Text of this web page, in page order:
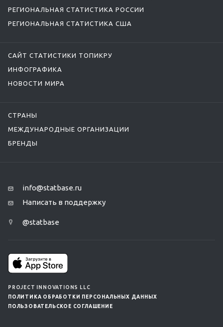
РЕГИОНАЛЬНАЯ СТАТИСТИКА РОССИИ
РЕГИОНАЛЬНАЯ СТАТИСТИКА США
САЙТ СТАТИСТИКИ ТОПИКРУ
ИНФОГРАФИКА
НОВОСТИ МИРА
СТРАНЫ
МЕЖДУНАРОДНЫЕ ОРГАНИЗАЦИИ
БРЕНДЫ
info@statbase.ru
Написать в поддержку
@statbase
PROJECT INNOVATIONS LLC
ПОЛИТИКА ОБРАБОТКИ ПЕРСОНАЛЬНЫХ ДАННЫХ
ПОЛЬЗОВАТЕЛЬСКОЕ СОГЛАШЕНИЕ